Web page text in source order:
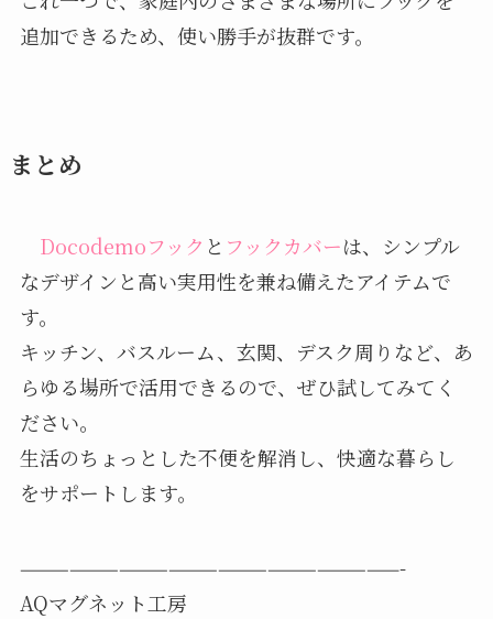
追加できるため、使い勝手が抜群です。
まとめ
Docodemoフック と フックカバーは、シンプル
なデザインと高い実用性を兼ね備えたアイテムで
す。
キッチン、バスルーム、玄関、デスク周りなど、あ
らゆる場所で活用できるので、ぜひ試してみてく
ださい。
生活のちょっとした不便を解消し、快適な暮らし
をサポートします。
———————————————————————-
AQマグネット工房